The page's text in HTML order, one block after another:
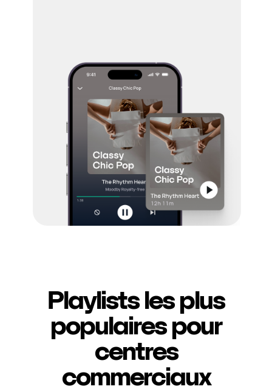
Playlists les plus
populaires pour
centres
commerciaux